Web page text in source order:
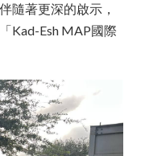
隨著更深的啟示，
Kad-Esh MAP國際